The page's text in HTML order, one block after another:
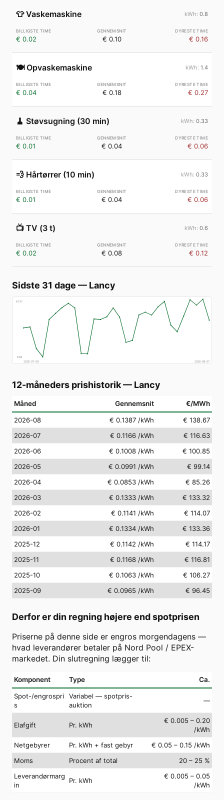
👕 Vaskemaskine 0.8
€ 0.02 € 0.10 € 0.16
🍽️ Opvaskemaskine 1.4
€ 0.04 € 0.18 € 0.27
🧹 Støvsugning (30 min) 0.33
€ 0.01 € 0.04 € 0.06
💨 Hårtørrer (10 min) 0.33
€ 0.01 € 0.04 € 0.06
📺 TV (3 t) 0.6
€ 0.02 € 0.08 € 0.12
Sidste 31 dage — Lancy
€157
€84
2026-07-09
2026-08-07
12-måneders prishistorik— Lancy
Måned Gennemsnit €/MWh
2026-08 € 0.1387 /kWh
€ 138.67
2026-07
€ 0.1166 /kWh
€ 116.63
2026-06
€ 0.1008 /kWh
€ 100.85
2026-05
€ 0.0991 /kWh
€ 99.14
2026-04
€ 0.0853 /kWh
€ 85.26
2026-03
€ 0.1333 /kWh
€ 133.32
2026-02
€ 0.1141 /kWh
€ 114.07
2026-01
€ 0.1334 /kWh
€ 133.36
2025-12
€ 0.1142 /kWh
€ 114.17
2025-11
€ 0.1168 /kWh
€ 116.81
2025-10
€ 0.1063 /kWh
€ 106.27
2025-09
€ 0.0965 /kWh € 96.45
Derfor er din regning højere end spotprisen
Priserne på denne side er engros morgendagens —
hvad leverandører betaler på Nord Pool / EPEX-
markedet. Din slutregning lægger til:
Komponent Type Ca.
Spot-/engrospri
s
Variabel — spotpris-
auktion
—
Elafgift Pr. kWh
€ 0.005 – 0.20
/kWh
Netgebyrer
Pr. kWh + fast gebyr
€ 0.05 – 0.15 /kWh
Moms
Procent af total
20 – 25 %
Leverandørmarg
in
Pr. kWh
€ 0.005 – 0.05
/kWh